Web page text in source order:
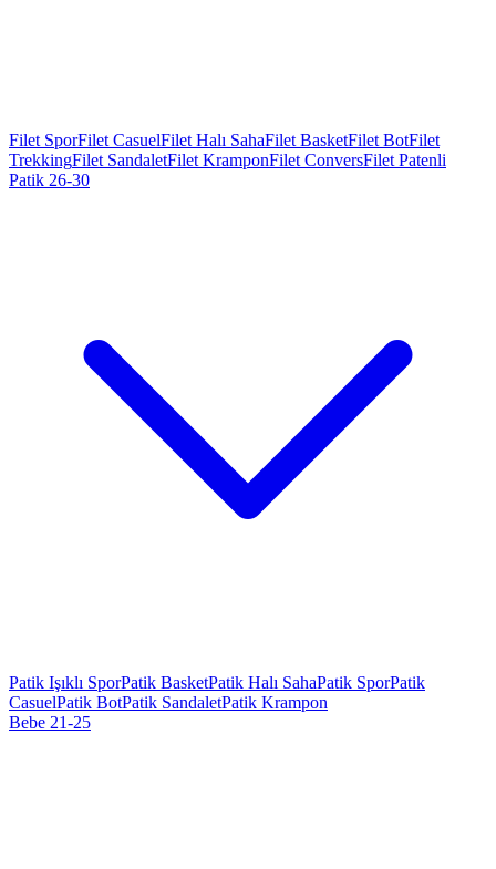
Filet SporFilet CasuelFilet Halı SahaFilet BasketFilet BotFilet
TrekkingFilet SandaletFilet KramponFilet ConversFilet Patenli
Patik 26-30
Patik Işıklı SporPatik BasketPatik Halı SahaPatik SporPatik
CasuelPatik BotPatik SandaletPatik Krampon
Bebe 21-25